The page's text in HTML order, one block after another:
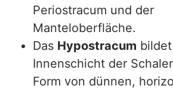
Periostracum und der
Manteloberfläche.
Das Hypostracum
Innenschicht der
Form von dünnen,